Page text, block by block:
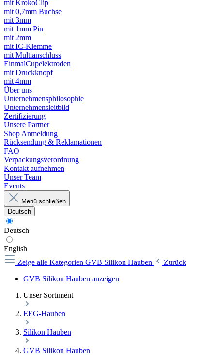
mit KrokoClip
mit 0,7mm Buchse
mit 3mm
mit 1mm Pin
mit 2mm
mit IC-Klemme
mit Multianschluss
EinmalCupelektroden
mit Druckknopf
mit 4mm
Über uns
Unternehmensphilosophie
Unternehmensleitbild
Zertifizierung
Unsere Partner
Shop Anmeldung
Rücksendung & Reklamationen
FAQ
Verpackungsverordnung
Kontakt aufnehmen
Unser Team
Events
Menü schließen
Deutsch
Deutsch
English
Zeige alle Kategorien GVB Silikon Hauben
Zurück
GVB Silikon Hauben anzeigen
Unser Sortiment
EEG-Hauben
Silikon Hauben
GVB Silikon Hauben